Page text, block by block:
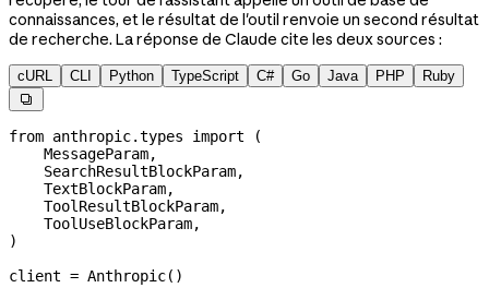
connaissances, et le résultat de l'outil renvoie un second résultat
de recherche. La réponse de Claude cite les deux sources :
cURL CLI Python TypeScript C# Go Java PHP Ruby

from anthropic.types import (
    MessageParam,
    SearchResultBlockParam,
    TextBlockParam,
    ToolResultBlockParam,
    ToolUseBlockParam,
)
client = Anthropic()